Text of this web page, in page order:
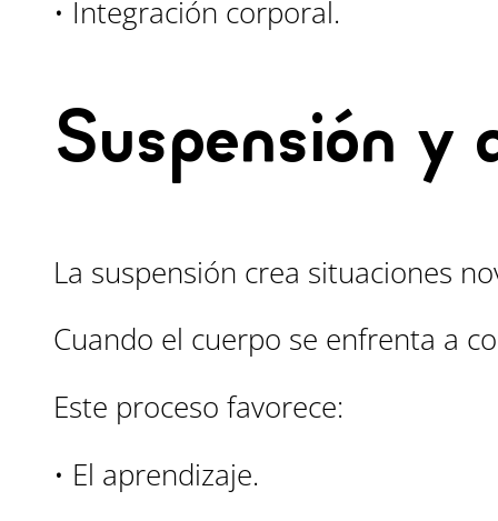
• Integración corporal.
Suspensión y
La suspensión crea situaciones
Cuando el cuerpo se enfrenta a
Este proceso favorece:
• El aprendizaje.